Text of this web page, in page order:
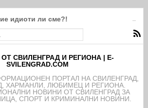
идиоти ли сме?!
СВИЛЕНГРАД И РЕГИОНА | E-
SVILENGRAD.COM
ПОРТАЛ НА СВИЛЕНГРАД,
ХАРМАНЛИ, ЛЮБИМЕЦ И РЕГИОНА.
НОВИНИ ОТ СВИЛЕНГРАД ЗА
СПОРТ И КРИМИНАЛНИ НОВИНИ.